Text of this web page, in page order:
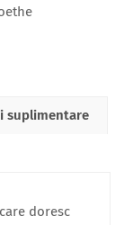
suplimentare
doresc